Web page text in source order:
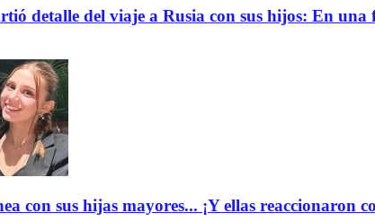
detalle del viaje a Rusia con sus hijos: En una
con sus hijas mayores... ¡Y ellas reaccionaron